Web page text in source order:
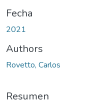
Fecha
2021
Authors
Rovetto, Carlos
Resumen